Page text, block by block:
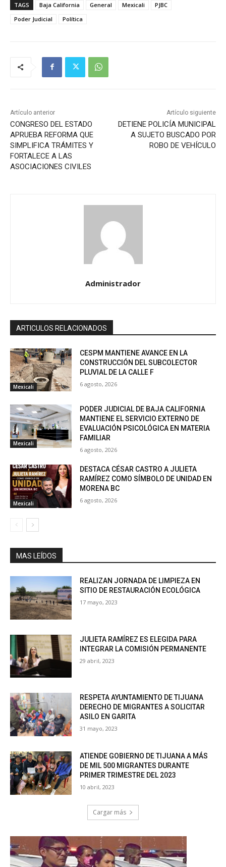
TAGS Baja California General Mexicali
PJBC
Poder Judicial
Política
Artículo anterior
CONGRESO DEL ESTADO
APRUEBA REFORMA QUE
SIMPLIFICA TRÁMITES Y
FORTALECE A LAS
ASOCIACIONES CIVILES
Artículo siguiente
DETIENE POLICÍA MUNICIPAL
A SUJETO BUSCADO POR
ROBO DE VEHÍCULO
Administrador
ARTICULOS RELACIONADOS
Mexicali
CESPM MANTIENE AVANCE EN LA
CONSTRUCCIÓN DEL SUBCOLECTOR
PLUVIAL DE LA CALLE F
6 agosto, 2026
Mexicali
PODER JUDICIAL DE BAJA CALIFORNIA
MANTIENE EL SERVICIO EXTERNO DE
EVALUACIÓN PSICOLÓGICA EN MATERIA
FAMILIAR
6 agosto, 2026
Mexicali
DESTACA CÉSAR CASTRO A JULIETA
RAMÍREZ COMO SÍMBOLO DE UNIDAD EN
MORENA BC
6 agosto, 2026
MAS LEÍDOS
REALIZAN JORNADA DE LIMPIEZA EN
SITIO DE RESTAURACIÓN ECOLÓGICA
17 mayo, 2023
JULIETA RAMÍREZ ES ELEGIDA PARA
INTEGRAR LA COMISIÓN PERMANENTE
29 abril, 2023
RESPETA AYUNTAMIENTO DE TIJUANA
DERECHO DE MIGRANTES A SOLICITAR
ASILO EN GARITA
31 mayo, 2023
ATIENDE GOBIERNO DE TIJUANA A MÁS
DE MIL 500 MIGRANTES DURANTE
PRIMER TRIMESTRE DEL 2023
10 abril, 2023
Cargar más